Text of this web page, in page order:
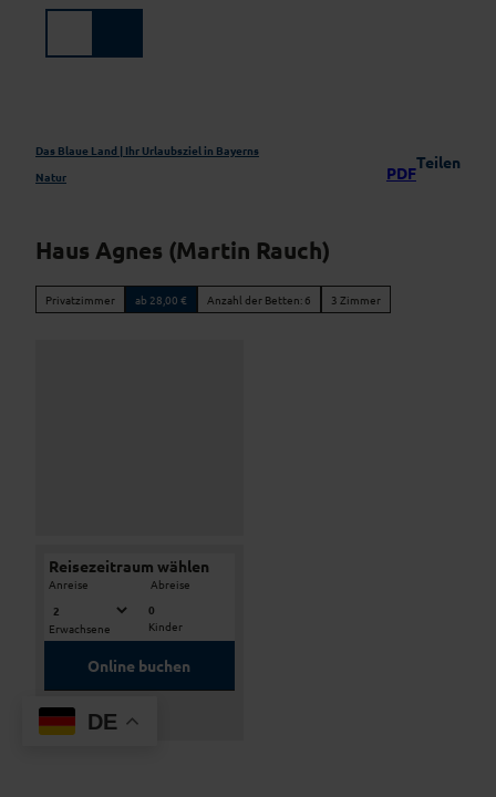
Das Blaue Land | Ihr Urlaubsziel in Bayerns
Natur
PDF
Teilen
Haus Agnes (Martin Rauch)
Privatzimmer ab 28,00 € Anzahl der Betten: 6 3 Zimmer
Reisezeitraum wählen
Anreise
-
Abreise
Erwachsene
0
Kinder
Online buchen
Service-Telefon
(0049) 8841 2817
DE